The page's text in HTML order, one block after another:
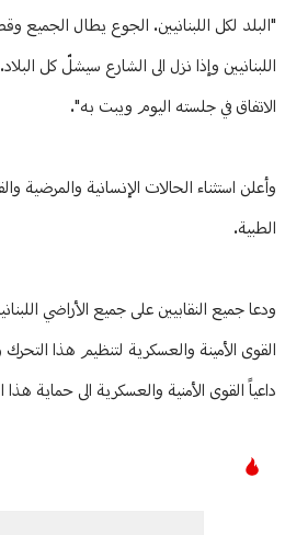
"البلد لكل اللبنانيين. الجوع يطال الجميع
اللبنانيين وإذا نزل الى الشارع سيشلّ كل
الاتفاق في جلسته اليوم ويبت به".
وأعلن استثناء الحالات الإنسانية والمرضية
الطبية.
ودعا جميع النقابيين على جميع الأراضي
القوى الأمينة والعسكرية لتنظيم هذا
داعياً القوى الأمنية والعسكرية الى حماية هذا